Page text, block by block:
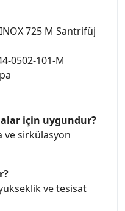
725 M Santrifüj
0502-101-M
için uygundur?
ve sirkülasyon
ve tesisat